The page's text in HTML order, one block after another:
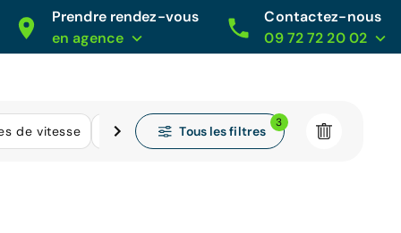
Prendre rendez-vous
en agence
Contactez-nous
09 72 72 20 02
de vitesse Kilométrage Tous les filtres
3